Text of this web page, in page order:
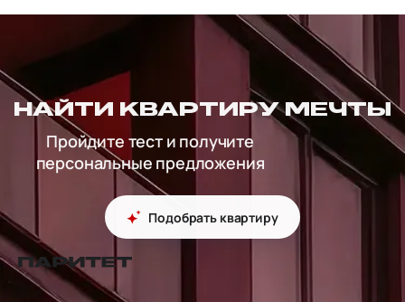
НАЙТИ КВАРТИРУ МЕЧТЫ
Пройдите тест и получите
персональные предложения
Подобрать квартиру
перейти на главную страницу